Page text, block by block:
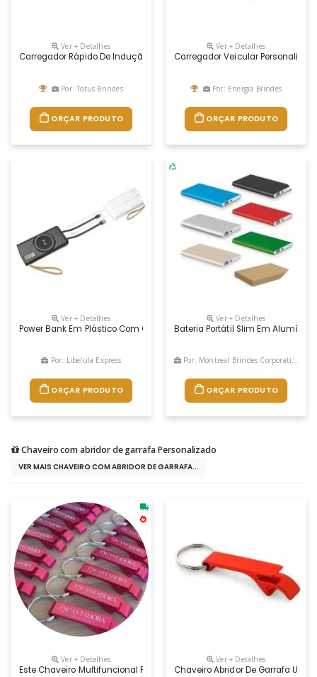
Ver + Detalhes
Carregador Rápido De Indução Redondo
Por: Totus Brindes
ORÇAR PRODUTO
Ver + Detalhes
Carregador Veicular
Por: Energia Brindes
ORÇAR PRODUTO
Ver + Detalhes
Power Bank Em Plástico Com Capacidade De 10.000mah. Possui
Por: Libelula Express
ORÇAR PRODUTO
Ver + Detalhes
Bateria Portátil Slim Em Alumínio
Por: Montreal Brindes Corporativos
ORÇAR PRODUTO
Chaveiro com abridor de garrafa Personalizado
VER MAIS CHAVEIRO COM ABRIDOR DE GARRAFA...
Ver + Detalhes
Este Chaveiro Multifuncional Para Deixar O Dia A Dia Mais Prático.
Ver + Detalhes
Chaveiro Abridor De Garrafa Uma